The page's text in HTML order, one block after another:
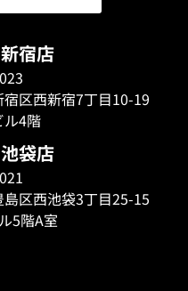
宿店
宿区西新宿7丁目10-19
ル4階
袋店
島区西池袋3丁目25-15
5階A室